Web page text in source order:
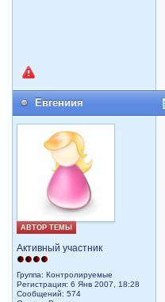
Евгениия
АВТОР ТЕМЫ
Активный участник
Группа: Контролируемые
Регистрация: 6 Янв 2007, 18:28
Сообщений: 574